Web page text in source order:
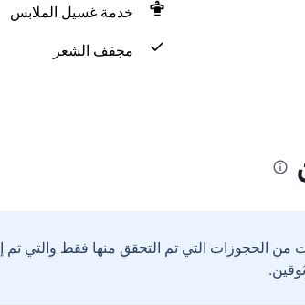
خدمة غسيل الملابس
مجفف الشعر
من الحجوزات التي تم التحقق منها فقط والتي